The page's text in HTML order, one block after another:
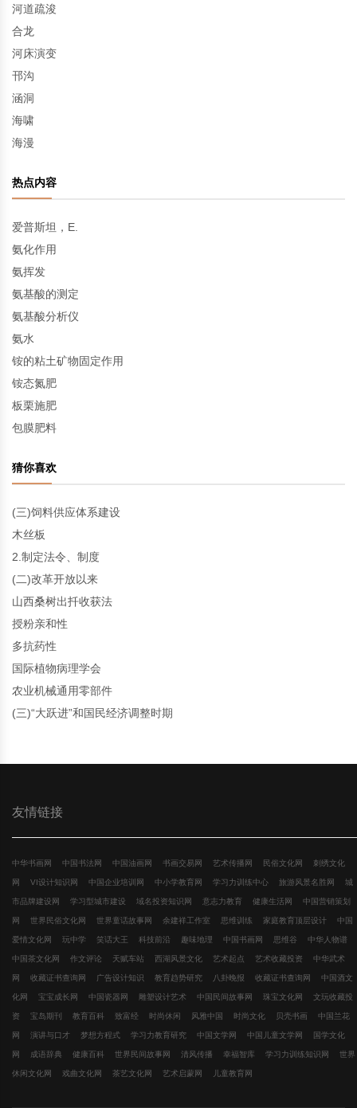
河道疏浚
合龙
河床演变
邗沟
涵洞
海啸
海漫
热点内容
爱普斯坦，E.
氨化作用
氨挥发
氨基酸的测定
氨基酸分析仪
氨水
铵的粘土矿物固定作用
铵态氮肥
板栗施肥
包膜肥料
猜你喜欢
(三)饲料供应体系建设
木丝板
2.制定法令、制度
(二)改革开放以来
山西桑树出扦收获法
授粉亲和性
多抗药性
国际植物病理学会
农业机械通用零部件
(三)“大跃进”和国民经济调整时期
友情链接
中华书画网 中国书法网 中国油画网 书画交易网 艺术传播网 民俗文化网 刺绣文化
网 VI设计知识网 中国企业培训网 中小学教育网 学习力训练中心 旅游风景名胜网 城
市品牌建设网 学习型城市建设 域名投资知识网 意志力教育 健康生活网 中国营销策划
网 世界民俗文化网 世界童话故事网 余建祥工作室 思维训练 家庭教育顶层设计 中国
爱情文化网 玩中学 笑话大王 科技前沿 趣味地理 中国书画网 思维谷 中华人物谱
中国茶文化网 作文评论 天赋车站 西湖风景文化 艺术起点 艺术收藏投资 中华武术
网 收藏证书查询网 广告设计知识 教育趋势研究 八卦晚报 收藏证书查询网 中国酒文
化网 宝宝成长网 中国瓷器网 雕塑设计艺术 中国民间故事网 珠宝文化网 文玩收藏投
资 宝岛期刊 教育百科 致富经 时尚休闲 风雅中国 时尚文化 贝壳书画 中国兰花
网 演讲与口才 梦想方程式 学习力教育研究 中国文学网 中国儿童文学网 国学文化
网 成语辞典 健康百科 世界民间故事网 清风传播 幸福智库 学习力训练知识网 世界
休闲文化网 戏曲文化网 茶艺文化网 艺术启蒙网 儿童教育网